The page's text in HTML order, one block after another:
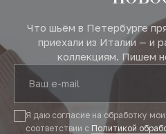
Что шьём в Петербурге
приехали из Италии — и
коллекциям. Пишем
Я даю согласие на обработку
соответствии с Политикой